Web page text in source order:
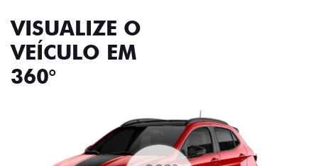
VISUALIZE O
VEÍCULO EM
360°